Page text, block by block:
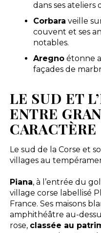
dans ses ateliers
Corbara veille
couvent et ses
notables.
Aregnoétonne
façades de
LE SUD ET
ENTRE
CARACTÈRE
Le sud de la Corse et
villages au
Piana, à l’entrée du
village corse labellisé
France. Ses maisons
amphithéâtre au-
rose, classée au